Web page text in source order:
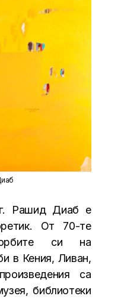
Рашид Диаб е
От 70-те
си на
в Кения, Ливан,
са
библиотеки